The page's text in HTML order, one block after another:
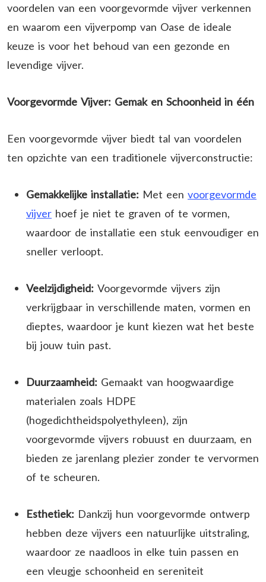
voordelen van een voorgevormde vijver verkennen
en waarom een vijverpomp van Oase de ideale
keuze is voor het behoud van een gezonde en
levendige vijver.
Voorgevormde Vijver: Gemak en Schoonheid in één
Een voorgevormde vijver biedt tal van voordelen
ten opzichte van een traditionele vijverconstructie:
Gemakkelijke installatie: Met een voorgevormde
vijver hoef je niet te graven of te vormen,
waardoor de installatie een stuk eenvoudiger en
sneller verloopt.
Veelzijdigheid: Voorgevormde vijvers zijn
verkrijgbaar in verschillende maten, vormen en
dieptes, waardoor je kunt kiezen wat het beste
bij jouw tuin past.
Duurzaamheid: Gemaakt van hoogwaardige
materialen zoals HDPE
(hogedichtheidspolyethyleen), zijn
voorgevormde vijvers robuust en duurzaam, en
bieden ze jarenlang plezier zonder te vervormen
of te scheuren.
Esthetiek: Dankzij hun voorgevormde ontwerp
hebben deze vijvers een natuurlijke uitstraling,
waardoor ze naadloos in elke tuin passen en
een vleugje schoonheid en sereniteit